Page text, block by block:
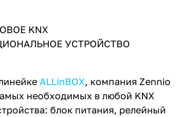
KNX
УСТРОЙСТВО
ALLinBOX, компания Zennio
необходимых в любой KNX
блок питания, релейный